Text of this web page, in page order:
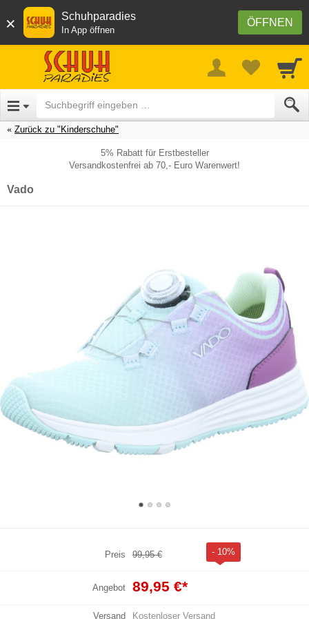
× ÖFFNEN
Schuhparadies
In App öffnen
Zurück zu "Kinderschuhe"
5% Rabatt für Erstbesteller
Versandkostenfrei ab 70,- Euro Warenwert!
Vado
Preis 99,95 € - 10%
Angebot 89,95 €*
Versand Kostenloser Versand